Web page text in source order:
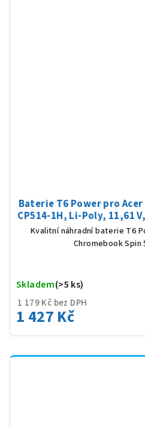
Baterie T6 Power pro
CP514-1H, Li-Poly, 11,61
Kvalitní náhradní baterie T6
Chromebook Spin
1 179 Kč bez DPH
1 427 Kč
Skladem(>5 ks)